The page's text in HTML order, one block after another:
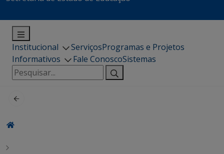
Institucional ServiçosProgramas e Projetos
Informativos
Fale ConoscoSistemas
Pesquisar
por: